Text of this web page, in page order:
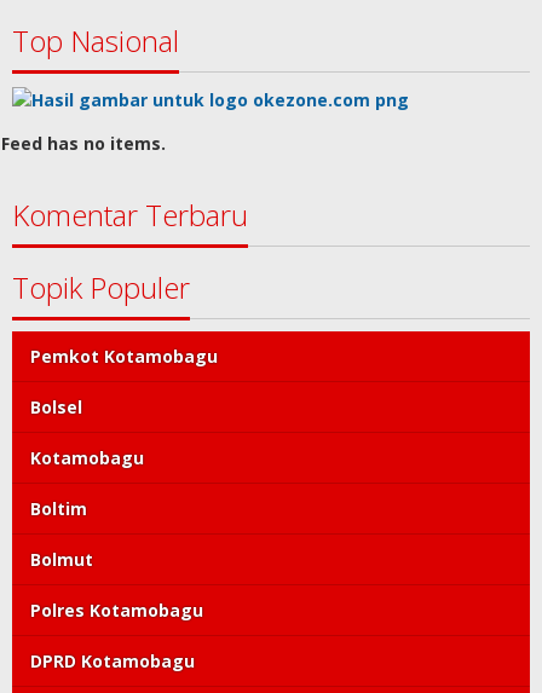
Top Nasional
Feed has no items.
Komentar Terbaru
Topik Populer
Pemkot Kotamobagu
Bolsel
Kotamobagu
Boltim
Bolmut
Polres Kotamobagu
DPRD Kotamobagu